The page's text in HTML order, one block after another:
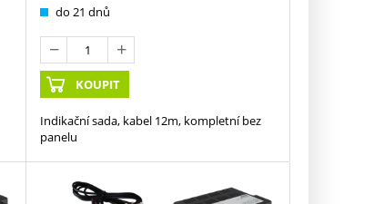
do 21 dnů
KOUPIT
Indikační sada, kabel 12m, kompletní bez
panelu